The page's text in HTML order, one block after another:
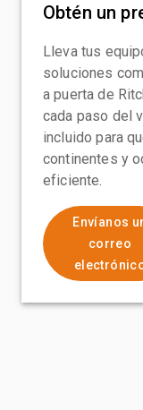
Obtén un
Lleva tus
soluciones
a puerta de
cada paso del
incluido para
continentes y
eficiente.
Envíanos
correo